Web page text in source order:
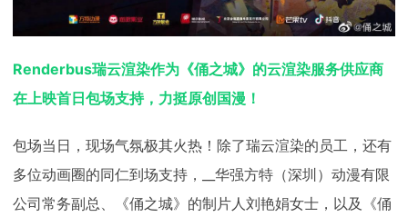
Renderbus瑞云渲染作为《俑之城》的云渲染服务供应商
在上映首日包场支持，力挺原创国漫！
包场当日，现场气氛极其火热！除了瑞云渲染的员工，还有
多位动画圈的同仁到场支持，__华强方特（深圳）动漫有限
公司常务副总、《俑之城》的制片人刘艳娟女士，以及《俑